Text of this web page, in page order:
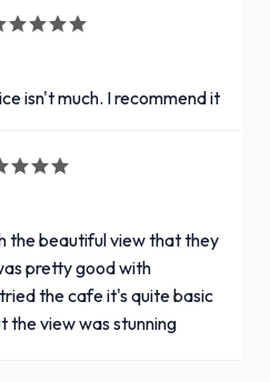
isn't much. I recommend it
the beautiful view that they
pretty good with
the cafe it's quite basic
the view was stunning